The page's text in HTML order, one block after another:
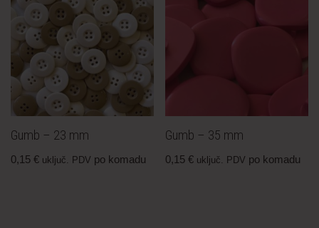
Gumb – 23 mm
0,15 € uključ. PDV po komadu
Gumb – 35 mm
0,15€ uključ. PDV po komadu